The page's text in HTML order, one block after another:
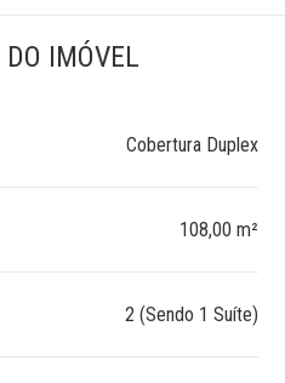
DO IMÓVEL
Cobertura Duplex
108,00 m²
2 (Sendo 1 Suíte)